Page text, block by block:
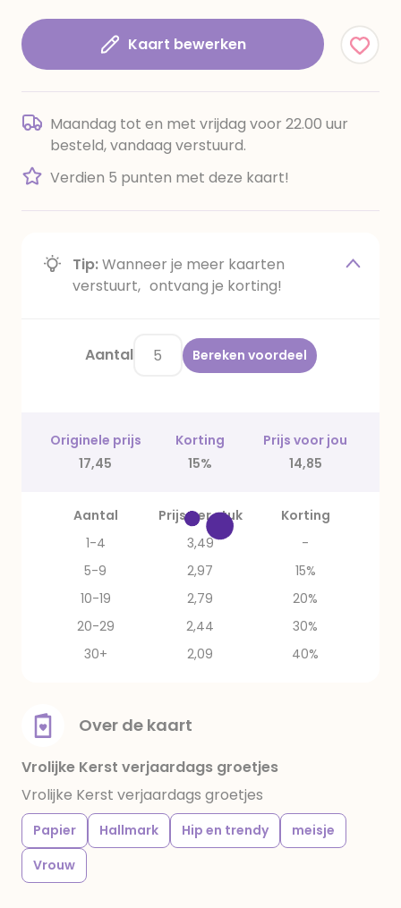
Kaart bewerken
Maandag tot en met vrijdag voor 22.00 uur
besteld, vandaag verstuurd.
Verdien 5 punten met deze kaart!
Tip:Wanneer je meer kaarten
verstuurt, ontvang je korting!
Aantal Bereken voordeel
Originele prijs Korting
Prijs voor jou
17,45
15% 14,85
Aantal Prijs per stuk
Korting
1-4
3,49
-
5-9
2,97
15%
10-19
2,79
20%
20-29
2,44
30%
30+
2,09 40%
Over de kaart
Vrolijke Kerst verjaardags groetjes
Vrolijke Kerst verjaardags groetjes
Papier Hallmark Hip en trendy
meisje
Vrouw